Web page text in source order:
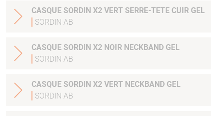
CASQUE SORDIN X2 VERT SERRE-TETE CUIR GEL
SORDIN AB
CASQUE SORDIN X2 NOIR NECKBAND GEL
SORDIN AB
CASQUE SORDIN X2 VERT NECKBAND GEL
SORDIN AB